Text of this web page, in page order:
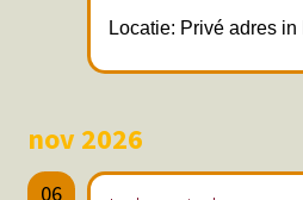
Locatie: Privé adres in
nov 2026
06